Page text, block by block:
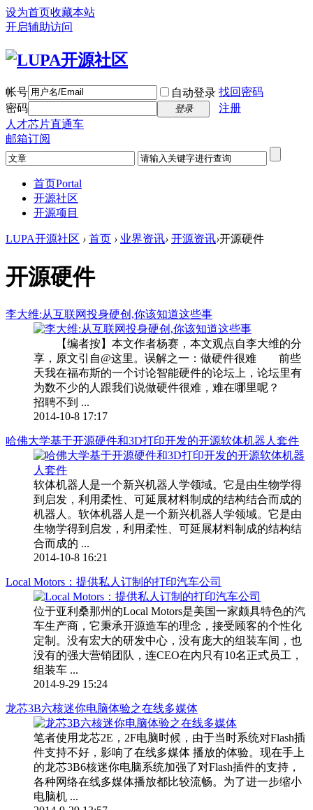
设为首页收藏本站
开启辅助访问
帐号 自动登录 找回密码
密码
登录
注册
人才芯片直通车
邮箱订阅
首页Portal
开源社区
开源项目
LUPA开源社区 › 首页 › 业界资讯› 开源资讯›开源硬件
开源硬件
李大维:从互联网投身硬创,你该知道这些事
【编者按】本文作者杨赛，本文观点自李大维的分
享，原文引自@这里。误解之一：做硬件很难 前些
天我在福布斯的一个讨论智能硬件的论坛上，论坛里有
为数不少的人跟我们说做硬件很难，难在哪里呢？
招聘不到 ...
2014-10-8 17:17
哈佛大学基于开源硬件和3D打印开发的开源软体机器人套件
软体机器人是一个新兴机器人学领域。它是由生物学得
到启发，利用柔性、可延展材料制成的结构结合而成的
机器人。软体机器人是一个新兴机器人学领域。它是由
生物学得到启发，利用柔性、可延展材料制成的结构结
合而成的 ...
2014-10-8 16:21
Local Motors：提供私人订制的打印汽车公司
位于亚利桑那州的Local Motors是美国一家颇具特色的汽
车生产商，它秉承开源造车的理念，接受顾客的个性化
定制。没有宏大的研发中心，没有庞大的组装车间，也
没有的强大营销团队，连CEO在内只有10名正式员工，
组装车 ...
2014-9-29 15:24
龙芯3B六核迷你电脑体验之在线多媒体
笔者使用龙芯2E，2F电脑时候，由于当时系统对Flash插
件支持不好，影响了在线多媒体 播放的体验。现在手上
的龙芯3B6核迷你电脑系统加强了对Flash插件的支持，
各种网络在线多媒体播放都比较流畅。为了进一步缩小
电脑机 ...